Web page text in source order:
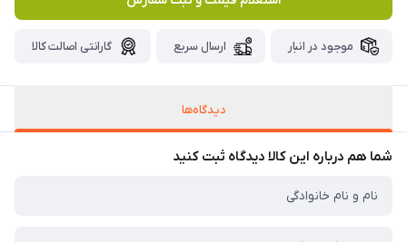
موجود در انبار ارسال سریع گارانتی اصالت کالا
دیدگاه‌ها
شما هم درباره این کالا دیدگاه ثبت کنید